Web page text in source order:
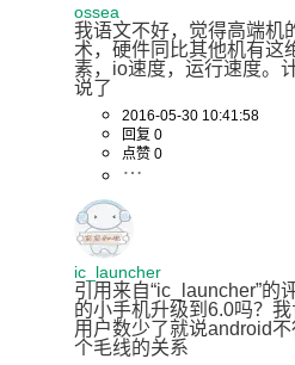
ossea
我语文不好，觉得高端机
术，硬件同比其他机有这
素，io速度，运行速度。
说了
2016-05-30 10:41:58
回复 0
点赞 0
ic_launcher
引用来自“ic_launcher”的
的小手机升级到6.0吗？
用户数少了就说android
个毛线的关系